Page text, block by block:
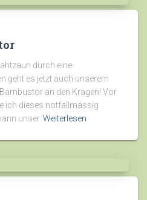
durch eine
geht es jetzt auch unserem
an den Kragen! Vor
ich dieses notfallmässig
unser Weiterlesen